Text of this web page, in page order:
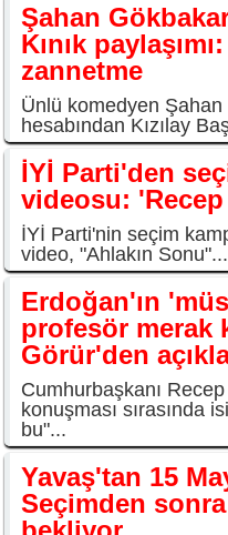
Şahan
Kınık
zannetme
Ünlü komedyen
hesabından Kızılay
İYİ Parti'den
videosu:
İYİ Parti'nin seçim
video, "Ahlakın Sonu"...
Erdoğan'ın
profesör merak
Görür'den
Cumhurbaşkanı
konuşması sırasında
bu"...
Yavaş'tan 15
Seçimden